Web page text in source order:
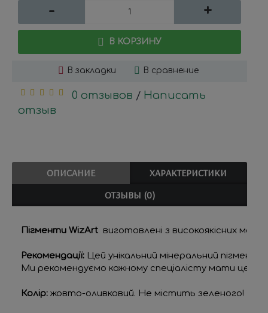
- +
В КОРЗИНУ
В закладки В сравнение
0 отзывов / Написать
отзыв
ОПИСАНИЕ
ХАРАКТЕРИСТИКИ
ОТЗЫВЫ (0)
Пігменти WizArt виготовлені з високоякісних
Рекомендації: Цей унікальний мінеральний
Ми рекомендуємо кожному спеціалісту мати цей
Колір: жовто-оливковий. Не містить зеленого!